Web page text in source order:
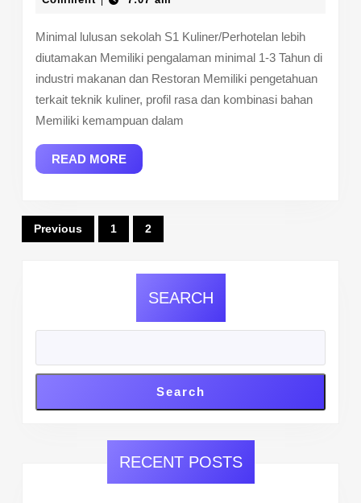
Minimal lulusan sekolah S1 Kuliner/Perhotelan lebih
diutamakan Memiliki pengalaman minimal 1-3 Tahun di
industri makanan dan Restoran Memiliki pengetahuan
terkait teknik kuliner, profil rasa dan kombinasi bahan
Memiliki kemampuan dalam
READ MOREREAD
MORE
Posts
pagination
Previous 1 2
SEARCH
Search
RECENT POSTS